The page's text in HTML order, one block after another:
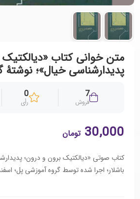
متن خوانی کتاب
پدیدارشناسی خیال»؛ نوشتۀ
7
فروش
0
رأی
تومان30,000
کتاب صوتی «دیالکتیک برون و درون؛
باشلار؛ اجرا شده توسط گروه آموزشی پل؛ اسفند